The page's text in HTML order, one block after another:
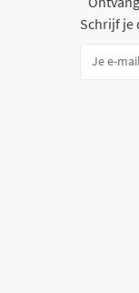
Schrijf je